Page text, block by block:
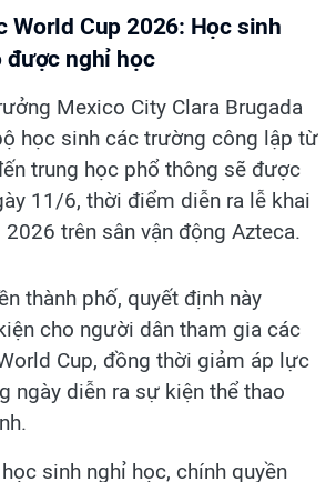
World Cup 2026: Học sinh
được nghỉ học
Mexico City Clara Brugada
học sinh các trường công lập từ
trung học phổ thông sẽ được
11/6, thời điểm diễn ra lễ khai
trên sân vận động Azteca.
thành phố, quyết định này
cho người dân tham gia các
Cup, đồng thời giảm áp lực
ngày diễn ra sự kiện thể thao
sinh nghỉ học, chính quyền